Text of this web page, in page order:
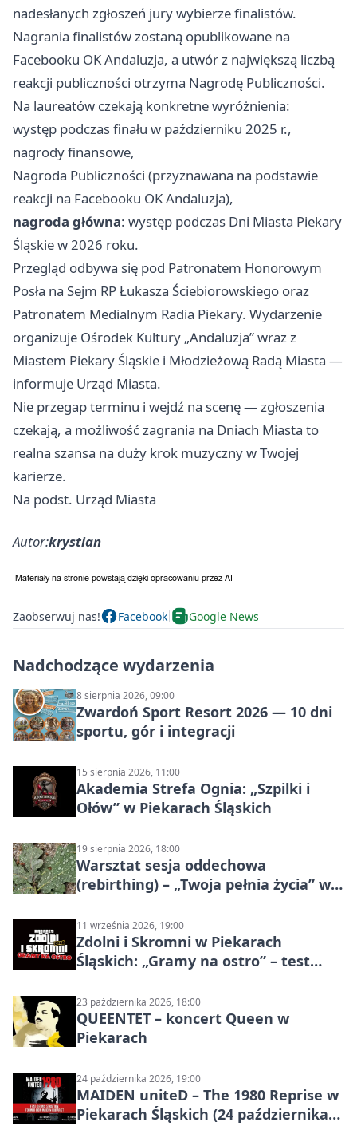
nadesłanych zgłoszeń jury wybierze finalistów.
Nagrania finalistów zostaną opublikowane na
Facebooku OK Andaluzja, a utwór z największą liczbą
reakcji publiczności otrzyma Nagrodę Publiczności.
Na laureatów czekają konkretne wyróżnienia:
występ podczas finału w październiku 2025 r.,
nagrody finansowe,
Nagroda Publiczności (przyznawana na podstawie
reakcji na Facebooku OK Andaluzja),
nagroda główna: występ podczas Dni Miasta Piekary
Śląskie w 2026 roku.
Przegląd odbywa się pod Patronatem Honorowym
Posła na Sejm RP Łukasza Ściebiorowskiego oraz
Patronatem Medialnym Radia Piekary. Wydarzenie
organizuje Ośrodek Kultury „Andaluzja” wraz z
Miastem Piekary Śląskie i Młodzieżową Radą Miasta —
informuje Urząd Miasta.
Nie przegap terminu i wejdź na scenę — zgłoszenia
czekają, a możliwość zagrania na Dniach Miasta to
realna szansa na duży krok muzyczny w Twojej
karierze.
Na podst. Urząd Miasta
Autor:krystian
Zaobserwuj nas! Facebook Google News
Nadchodzące wydarzenia
8 sierpnia 2026, 09:00
Zwardoń Sport Resort 2026 — 10 dni
sportu, gór i integracji
15 sierpnia 2026, 11:00
Akademia Strefa Ognia: „Szpilki i
Ołów” w Piekarach Śląskich
19 sierpnia 2026, 18:00
Warsztat sesja oddechowa
(rebirthing) – „Twoja pełnia życia” w
11 września 2026, 19:00
Zdolni i Skromni w Piekarach
Śląskich: „Gramy na ostro” – test
23 października 2026, 18:00
QUEENTET – koncert Queen w
Piekarach
24 października 2026, 19:00
MAIDEN uniteD – The 1980 Reprise w
Piekarach Śląskich (24 października